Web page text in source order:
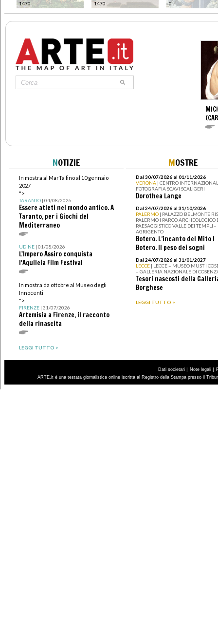
1470 1470 0
NOTIZIE
In mostra al MarTa fino al 10 gennaio
2027
">
TARANTO| 04/08/2026
Essere atleti nel mondo antico. A
Taranto, per i Giochi del
Mediterraneo
UDINE| 01/08/2026
L'Impero Assiro conquista
l'Aquileia Film Festival
In mostra da ottobre al Museo degli
Innocenti
">
FIRENZE| 31/07/2026
Artemisia a Firenze, il racconto
della rinascita
LEGGI TUTTO >
MOSTRE
Dal 30/07/2026 al 01/11/2026
VERONA | CENTRO
FOTOGRAFIA SCAVI SCALIGERI
Dorothea Lange
Dal 24/07/2026 al 31/10/2026
PALERMO | PALAZZO BELMONTE
PALERMO I PARCO ARCHEOLOGICO
PAESAGGISTICO VALLE DEI TEMPLI -
AGRIGENTO
Botero. L’incanto del Mito I
Botero. Il peso dei sogni
Dal 24/07/2026 al 31/01/2027
LECCE | LECCE – MUSEO MUST I
– GALLERIA NAZIONALE DI
Tesori nascosti della
Borghese
LEGGI TUTTO >
Dati societari | Note legali |
ARTE.it è una testata giornalistica online iscritta al Registro della Stampa presso il